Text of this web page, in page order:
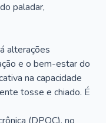
paladar,
alterações
e o bem-estar do
na capacidade
tosse e chiado. É